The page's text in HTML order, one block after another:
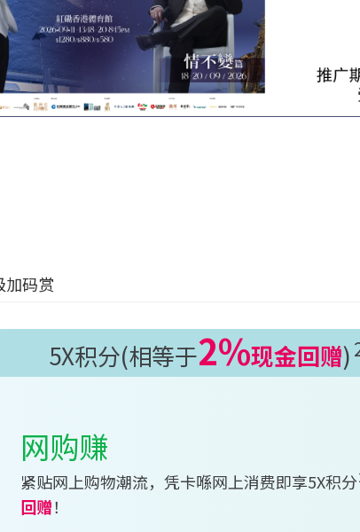
加码赏
5X积分(相等于2%现金回赠)
网购赚
紧贴网上购物潮流，凭卡喺网上消费即享5X积分
回赠！